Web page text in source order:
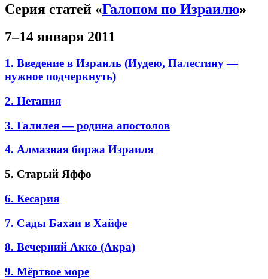
Серия статей «Галопом по Израилю»
7–14 января 2011
1. Введение в Израиль (Иудею, Палестину —
нужное подчеркнуть)
2. Нетания
3. Галилея — родина апостолов
4. Алмазная биржа Израиля
5. Старый Яффо
6. Кесария
7. Сады Бахаи в Хайфе
8. Вечерний Акко (Акра)
9. Мёртвое море